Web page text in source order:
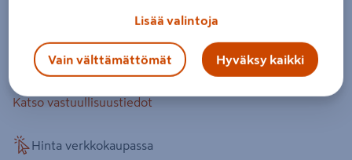
Katso vastuullisuustiedot
Hinta verkkokaupassa
Lisää valintoja
Vain välttämättömät Hyväksy kaikki